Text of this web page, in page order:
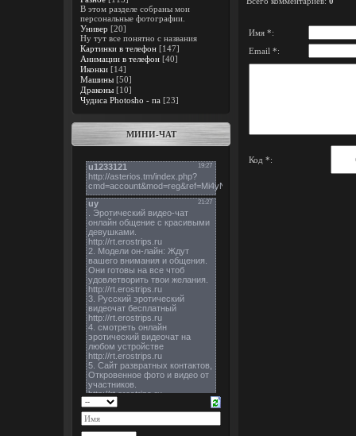
В этом разделе собраны мои
персональные фотографии.
Универ [20]
Ну тут все понятно с названия
Картинки в телефон [147]
Анимации в телефон [40]
Иконки [14]
Машины [50]
Драконы [10]
Чудиса Photosho - па [23]
МИНИ-ЧАТ
Имя *:
Email *:
Код *: